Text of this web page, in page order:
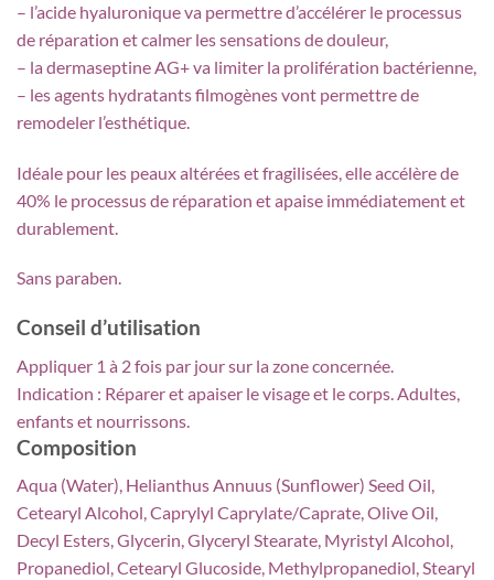
– l’acide hyaluronique va permettre d’accélérer le processus
de réparation et calmer les sensations de douleur,
– la dermaseptine AG+ va limiter la prolifération bactérienne,
– les agents hydratants filmogènes vont permettre de
remodeler l’esthétique.
Idéale pour les peaux altérées et fragilisées, elle accélère de
40% le processus de réparation et apaise immédiatement et
durablement.
Sans paraben.
Conseil d’utilisation
Appliquer 1 à 2 fois par jour sur la zone concernée.
Indication : Réparer et apaiser le visage et le corps. Adultes,
enfants et nourrissons.
Composition
Aqua (Water), Helianthus Annuus (Sunflower) Seed Oil,
Cetearyl Alcohol, Caprylyl Caprylate/Caprate, Olive Oil,
Decyl Esters, Glycerin, Glyceryl Stearate, Myristyl Alcohol,
Propanediol, Cetearyl Glucoside, Methylpropanediol, Stearyl